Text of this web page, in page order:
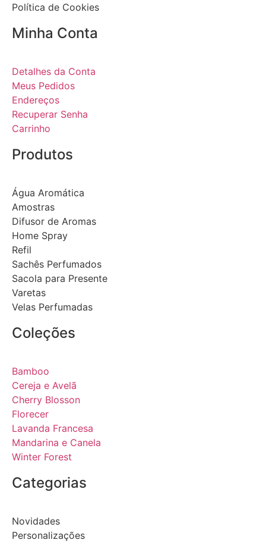
Política de Cookies
Minha Conta
Detalhes da Conta
Meus Pedidos
Endereços
Recuperar Senha
Carrinho
Produtos
Água Aromática
Amostras
Difusor de Aromas
Home Spray
Refil
Sachês Perfumados
Sacola para Presente
Varetas
Velas Perfumadas
Coleções
Bamboo
Cereja e Avelã
Cherry Blosson
Florecer
Lavanda Francesa
Mandarina e Canela
Winter Forest
Categorias
Novidades
Personalizações